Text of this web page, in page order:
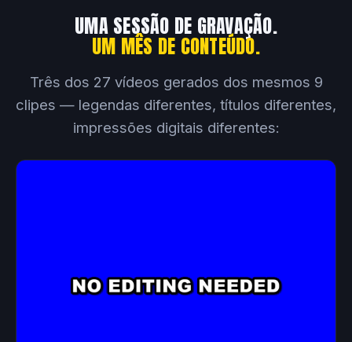
UMA SESSÃO DE GRAVAÇÃO.
UM MÊS DE CONTEÚDO.
Três dos 27 vídeos gerados dos mesmos 9
clipes — legendas diferentes, títulos diferentes,
impressões digitais diferentes: